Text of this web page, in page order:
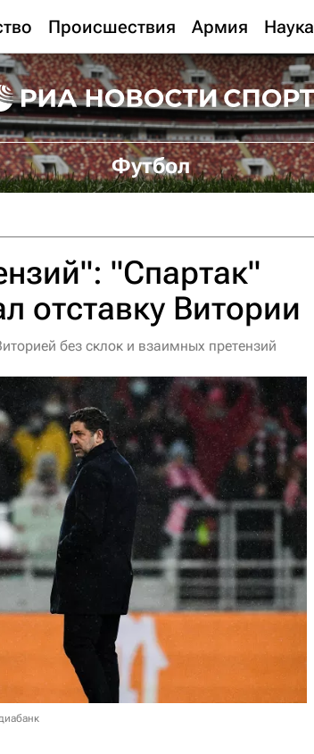
Происшествия Армия Наука
Футбол
"Спартак"
отставку Витории
без склок и взаимных претензий